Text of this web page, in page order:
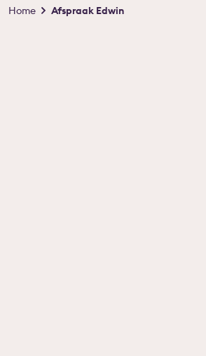
Kruimelpad
Home Afspraak Edwin